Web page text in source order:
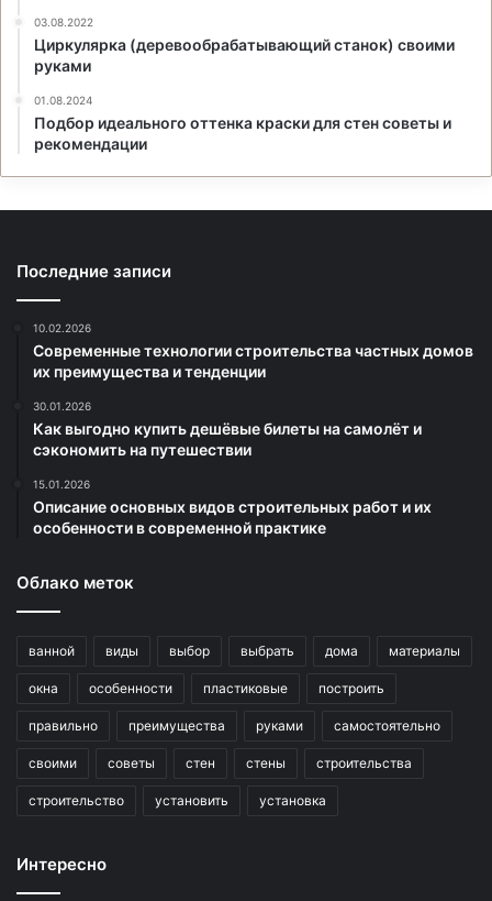
03.08.2022
Циркулярка (деревообрабатывающий станок) своими
руками
01.08.2024
Подбор идеального оттенка краски для стен советы и
рекомендации
Последние записи
10.02.2026
Современные технологии строительства частных домов
их преимущества и тенденции
30.01.2026
Как выгодно купить дешёвые билеты на самолёт и
сэкономить на путешествии
15.01.2026
Описание основных видов строительных работ и их
особенности в современной практике
Облако меток
ванной виды выбор выбрать дома материалы
окна особенности пластиковые построить
правильно преимущества руками самостоятельно
своими советы стен стены строительства
строительство установить установка
Интересно